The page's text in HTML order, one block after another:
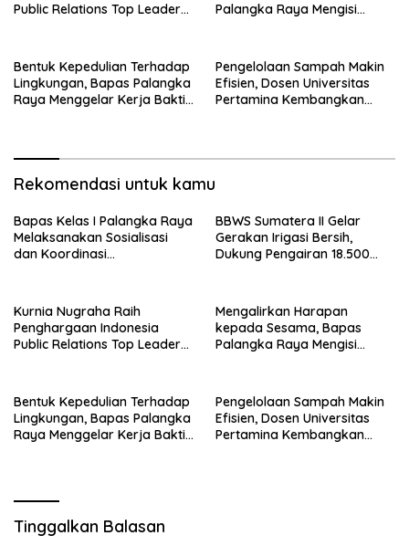
Public Relations Top Leader
Palangka Raya Mengisi
Bentuk Kepedulian Terhadap
Lingkungan, Bapas Palangka
Raya Menggelar Kerja Bakti
Pengelolaan Sampah Makin
Efisien, Dosen Universitas
Pertamina Kembangkan
Rekomendasi untuk kamu
Bapas Kelas I Palangka Raya
Melaksanakan Sosialisasi
dan Koordinasi
BBWS Sumatera II Gelar
Gerakan Irigasi Bersih,
Dukung Pengairan 18.500
Kurnia Nugraha Raih
Penghargaan Indonesia
Public Relations Top Leader
Mengalirkan Harapan
kepada Sesama, Bapas
Palangka Raya Mengisi
Bentuk Kepedulian Terhadap
Lingkungan, Bapas Palangka
Raya Menggelar Kerja Bakti
Pengelolaan Sampah Makin
Efisien, Dosen Universitas
Pertamina Kembangkan
Tinggalkan Balasan